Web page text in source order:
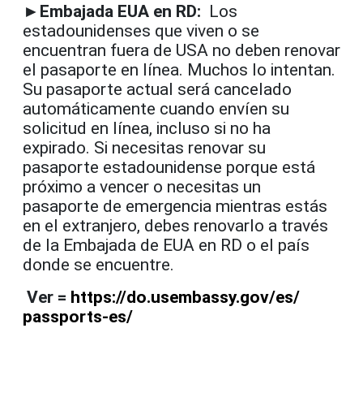
►Embajada EUA en RD: Los
estadounidenses que viven o se
encuentran fuera de USA no deben renovar
el pasaporte en línea. Muchos lo intentan.
Su pasaporte actual será cancelado
automáticamente cuando envíen su
solicitud en línea, incluso si no ha
expirado. Si necesitas renovar su
pasaporte estadounidense porque está
próximo a vencer o necesitas un
pasaporte de emergencia mientras estás
en el extranjero, debes renovarlo a través
de la Embajada de EUA en RD o el país
donde se encuentre.
Ver = https://do.usembassy.gov/es/
passports-es/